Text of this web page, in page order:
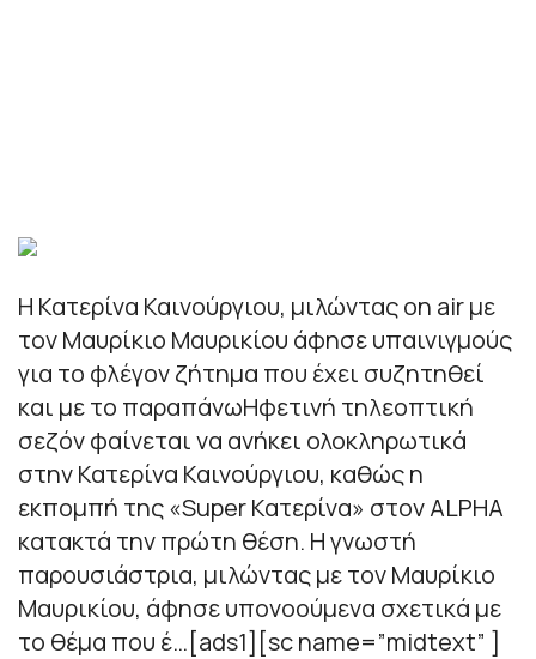
Η Κατερίνα Καινούργιου, μιλώντας on air με
τον Μαυρίκιο Μαυρικίου άφησε υπαινιγμούς
για το φλέγον ζήτημα που έχει συζητηθεί
και με το παραπάνωΗφετινή τηλεοπτική
σεζόν φαίνεται να ανήκει ολοκληρωτικά
στην Κατερίνα Καινούργιου, καθώς η
εκπομπή της «Super Κατερίνα» στον ALPHA
κατακτά την πρώτη θέση. Η γνωστή
παρουσιάστρια, μιλώντας με τον Μαυρίκιο
Μαυρικίου, άφησε υπονοούμενα σχετικά με
το θέμα που έ…[ads1][sc name=”midtext” ]